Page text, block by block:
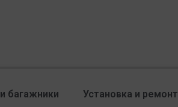
багажники Установка и ремонт